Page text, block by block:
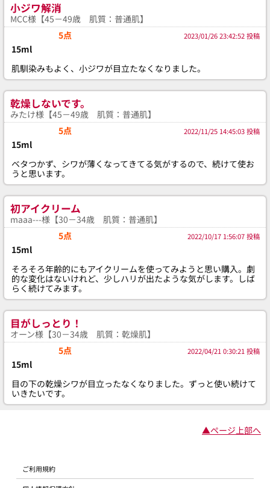
小ジワ解消
MCC様【45－49歳 肌質：普通肌】
5点
2023/01/26 23:42:52 投稿
15ml
肌馴染みもよく、小ジワが目立たなくなりました。
乾燥しないです。
みたけ様【45－49歳 肌質：普通肌】
5点
2022/11/25 14:45:03 投稿
15ml
ベタつかず、シワが薄くなってきてる気がするので、続けて使お
うと思います。
初アイクリーム
maaa---様【30－34歳 肌質：普通肌】
5点
2022/10/17 1:56:07 投稿
15ml
そろそろ年齢的にもアイクリームを使ってみようと思い購入。劇
的な変化はないけれど、少しハリが出たような気がします。しば
らく続けてみます。
目がしっとり！
オーン様【30－34歳 肌質：乾燥肌】
5点
2022/04/21 0:30:21 投稿
15ml
目の下の乾燥シワが目立ったなくなりました。ずっと使い続けて
いきたいです。
▲ページ上部へ
ご利用規約